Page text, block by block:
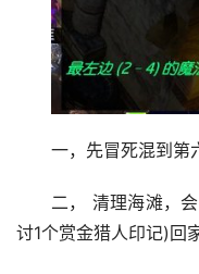
一，先冒死混到第
二， 清理海滩，
讨1个赏金猎人印记)回